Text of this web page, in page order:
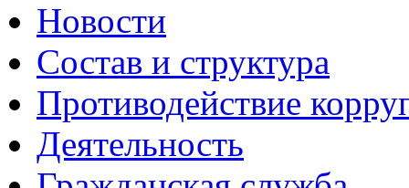
Новости
Состав и структура
Противодействие
Деятельность